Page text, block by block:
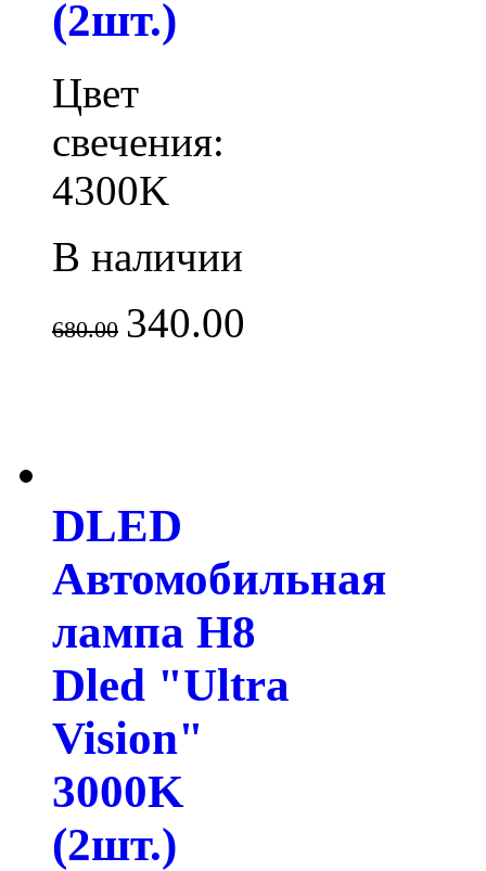
(2шт.)
Цвет
свечения:
4300K
В наличии
680.00 340.00
DLED
Автомобильная
лампа H8
Dled "Ultra
Vision"
3000K
(2шт.)